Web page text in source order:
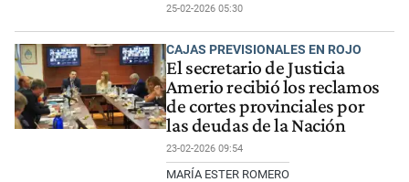
25-02-2026 05:30
CAJAS PREVISIONALES EN ROJO
El secretario de Justicia
Amerio recibió los reclamos
de cortes provinciales por
las deudas de la Nación
23-02-2026 09:54
MARÍA ESTER ROMERO